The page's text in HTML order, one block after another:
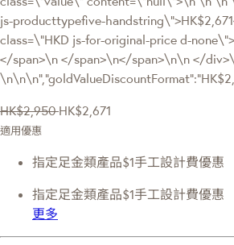
js-producttypefive-
class=\"HKD js-for-original-price d-
</span>\n </span>\n</span>\n\n </
HK$2,950 HK$2,671
適用優惠
指定足金類產品$1手工設計費優惠
指定足金類產品$1手工設計費優惠
更多